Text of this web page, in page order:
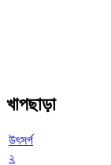
খাপছাড়া
উৎসর্গ
২